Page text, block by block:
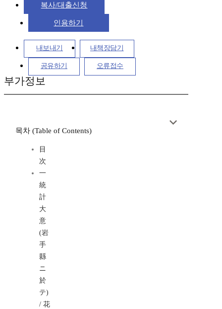
복사/대출신청
인용하기
내보내기 내책장담기
공유하기 오류접수
부가정보
목차 (Table of Contents)
目
次
一
統
計
大
意
(岩
手
縣
ニ
於
テ)
/ 花